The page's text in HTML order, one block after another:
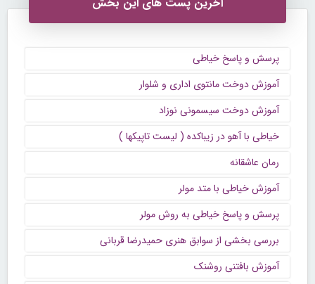
پرسش و پاسخ خیاطی
آموزش دوخت مانتوی اداری و شلوار
آموزش دوخت سیسمونی نوزاد
خیاطی با آهو در زیباکده ( لیست تاپیکها )
رمان عاشقانه
آموزش خیاطی با متد مولر
پرسش و پاسخ خیاطی به روش مولر
بررسی بخشی از سوابق هنری حمیدرضا قربانی
آموزش بافتنی روشنک